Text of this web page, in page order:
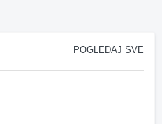
POGLEDAJ SVE